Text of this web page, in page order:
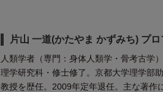
片山 一道(かたやま かずみち) プ
人類学者（専門：身体人類学・骨考古学
理学研究科・修士修了。京都大学理学部
教授を歴任。2009年定年退任。主な著作